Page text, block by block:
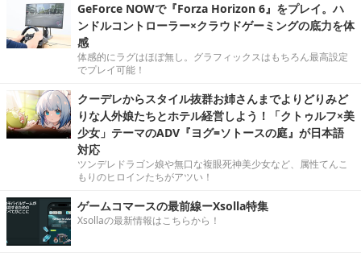
GeForce NOWで『Forza Horizon 6』をプレイ。ハ
ンドルコントローラー×クラウドゲーミングの底力を体
感
体感的にラグはほぼ無し。グラフィックスはもちろん最高設定
でプレイ可能！
クーデレからスタイル抜群お姉さんまでよりどりみど
りな人外娘たちとホテル経営しよう！「クトゥルフ×美
少女」テーマのADV『ヨグ=ソトースの庭』が日本語
対応
ツンデレドラゴン娘や無口な複眼死神美少女など、属性てんこ
もりのヒロインたちがアツい！
ゲームコマースの最前線ーXsolla特集
Xsollaの最新情報はこちらから！